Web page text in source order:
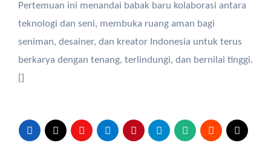
Pertemuan ini menandai babak baru kolaborasi antara
teknologi dan seni, membuka ruang aman bagi
seniman, desainer, dan kreatorIndonesia untuk terus
berkarya dengan tenang, terlindungi, dan bernilai tinggi.